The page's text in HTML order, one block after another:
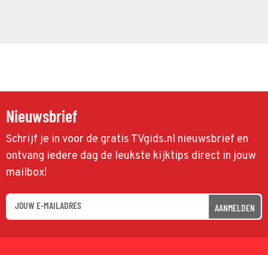
Nieuwsbrief
Schrijf je in voor de gratis TVgids.nl nieuwsbrief en
ontvang iedere dag de leukste kijktips direct in jouw
mailbox!
AANMELDEN